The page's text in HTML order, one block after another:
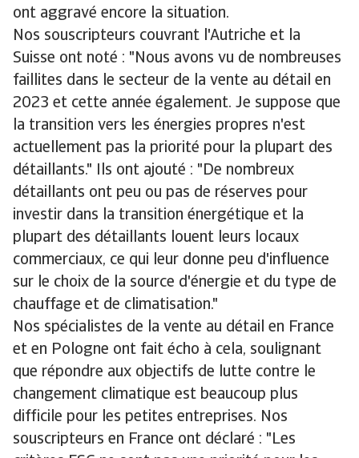
ont aggravé encore la situation.
Nos souscripteurs couvrant l'Autriche et la
Suisse ont noté : "Nous avons vu de nombreuses
faillites dans le secteur de la vente au détail en
2023 et cette année également. Je suppose que
la transition vers les énergies propres n'est
actuellement pas la priorité pour la plupart des
détaillants." Ils ont ajouté : "De nombreux
détaillants ont peu ou pas de réserves pour
investir dans la transition énergétique et la
plupart des détaillants louent leurs locaux
commerciaux, ce qui leur donne peu d'influence
sur le choix de la source d'énergie et du type de
chauffage et de climatisation."
Nos spécialistes de la vente au détail en France
et en Pologne ont fait écho à cela, soulignant
que répondre aux objectifs de lutte contre le
changement climatique est beaucoup plus
difficile pour les petites entreprises. Nos
souscripteurs en France ont déclaré : "Les